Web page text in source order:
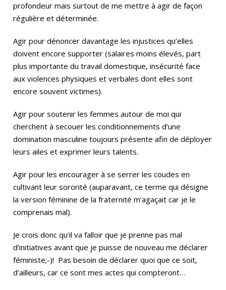
profondeur mais surtout de me mettre à agir de façon
régulière et déterminée.
Agir pour dénoncer davantage les injustices qu’elles
doivent encore supporter (salaires moins élevés, part
plus importante du travail domestique, insécurité face
aux violences physiques et verbales dont elles sont
encore souvent victimes).
Agir pour soutenir les femmes autour de moi qui
cherchent à secouer les conditionnements d’une
domination masculine toujours présente afin de déployer
leurs ailes et exprimer leurs talents.
Agir pour les encourager à se serrer les coudes en
cultivant leur sororité (auparavant, ce terme qui désigne
la version féminine de la fraternité m’agaçait car je le
comprenais mal).
Je crois donc qu’il va falloir que je prenne pas mal
d’initiatives avant que je puisse de nouveau me déclarer
féministe;-)! Pas besoin de déclarer quoi que ce soit,
d’ailleurs, car ce sont mes actes qui compteront…